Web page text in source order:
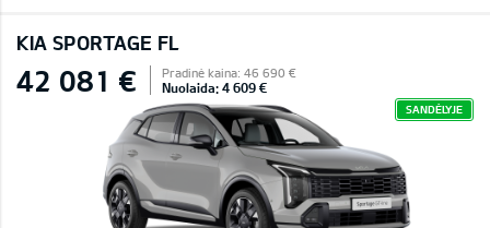
KIA SPORTAGE FL
42 081 € Pradinė kaina: 46 690 €
Nuolaida: 4 609 €
SANDĖLYJE